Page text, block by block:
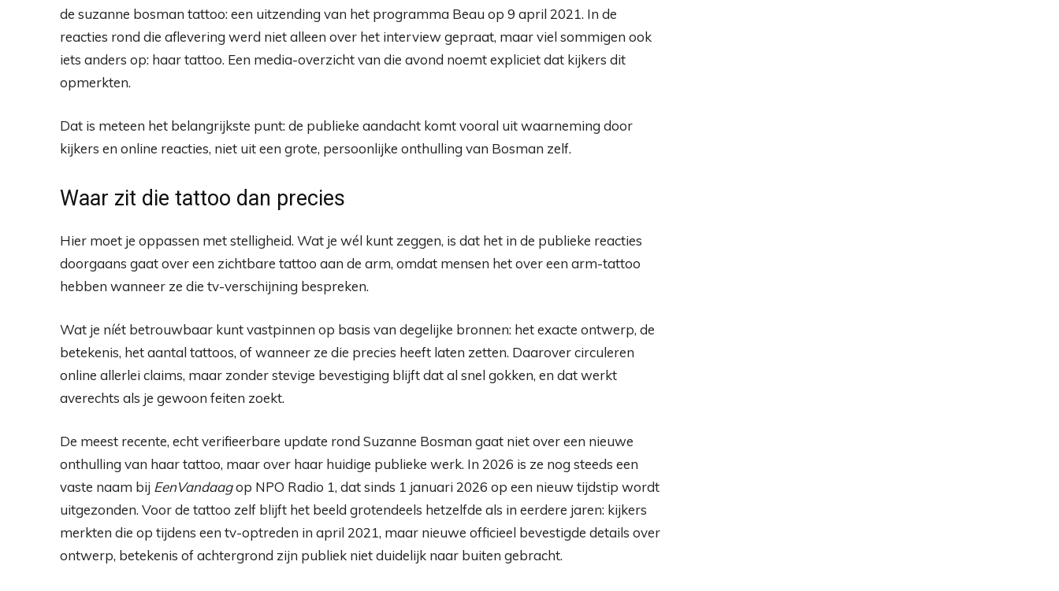
de suzanne bosman tattoo: een uitzending van het programma Beau op 9 april 2021. In de
reacties rond die aflevering werd niet alleen over het interview gepraat, maar viel sommigen ook
iets anders op: haar tattoo. Een media-overzicht van die avond noemt expliciet dat kijkers dit
opmerkten.
Dat is meteen het belangrijkste punt: de publieke aandacht komt vooral uit waarneming door
kijkers en online reacties, niet uit een grote, persoonlijke onthulling van Bosman zelf.
Waar zit die tattoo dan precies
Hier moet je oppassen met stelligheid. Wat je wél kunt zeggen, is dat het in de publieke reacties
doorgaans gaat over een zichtbare tattoo aan de arm, omdat mensen het over een arm-tattoo
hebben wanneer ze die tv-verschijning bespreken.
Wat je níét betrouwbaar kunt vastpinnen op basis van degelijke bronnen: het exacte ontwerp, de
betekenis, het aantal tattoos, of wanneer ze die precies heeft laten zetten. Daarover circuleren
online allerlei claims, maar zonder stevige bevestiging blijft dat al snel gokken, en dat werkt
averechts als je gewoon feiten zoekt.
De meest recente, echt verifieerbare update rond Suzanne Bosman gaat niet over een nieuwe
onthulling van haar tattoo, maar over haar huidige publieke werk. In 2026 is ze nog steeds een
vaste naam bij EenVandaagop NPO Radio 1, dat sinds 1 januari 2026 op een nieuw tijdstip wordt
uitgezonden. Voor de tattoo zelf blijft het beeld grotendeels hetzelfde als in eerdere jaren: kijkers
merkten die op tijdens een tv-optreden in april 2021, maar nieuwe officieel bevestigde details over
ontwerp, betekenis of achtergrond zijn publiek niet duidelijk naar buiten gebracht.